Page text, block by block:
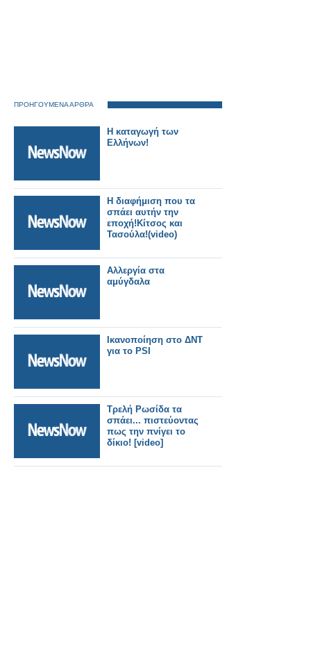
ΠΡΟΗΓΟΥΜΕΝΑ ΑΡΘΡΑ
Η καταγωγή των
Ελλήνων!
H διαφήμιση που τα
σπάει αυτήν την
εποχή!Κίτσος και
Τασούλα!(video)
Αλλεργία στα
αμύγδαλα
Ικανοποίηση στο ΔΝΤ
για το PSI
Τρελή Ρωσίδα τα
σπάει... πιστεύοντας
πως την πνίγει το
δίκιο! [video]